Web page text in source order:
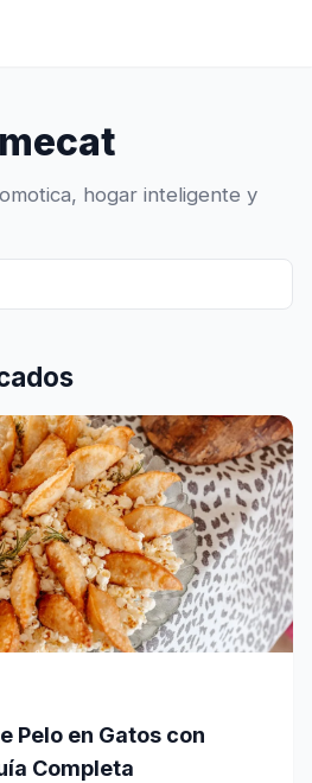
hogar inteligente y
Pelo en Gatos con
Completa